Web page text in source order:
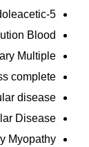
5-Hydroxindoleacetic
Blood
Multiple
complete
disease
Disease
Myopathy